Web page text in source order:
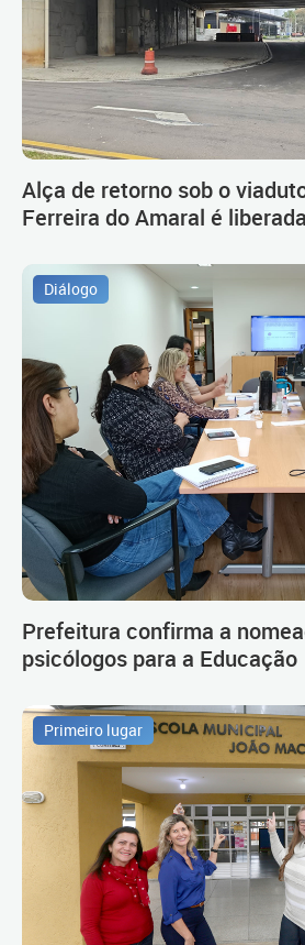
Alça de retorno sob o
Ferreira do Amaral é liberada
Diálogo
Prefeitura confirma a
psicólogos para a Educação
Primeiro lugar